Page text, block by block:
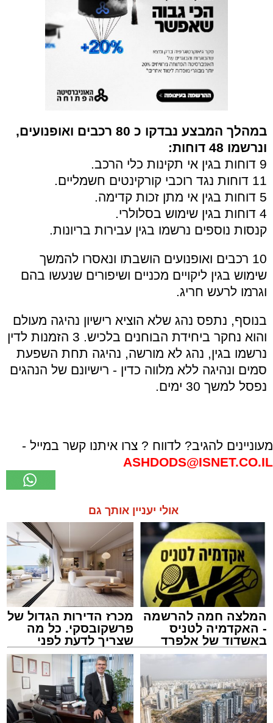
במהלך המבצע נבדקו כ 80 רכבים ואופנועים,
ונרשמו 48 דוחות:
9 דוחות בגין אי תקינות כלי הרכב.
11 דוחות נגד רוכבי קורקינטים חשמליים.
5 דוחות בגין אי מתן זכות קדימה.
4 דוחות בגין שימוש בסלולרי.
קנסות נוספים נרשמו בגין עבירות בריונות.
10 רכבים ואופנועים הושבתו ונאסרו להמשך
שימוש בגין ליקויים מכניים ושיפורים שנעשו בהם
וגרמו לרעש חריג.
בנוסף, נתפס נהג שלא הוציא רישיון נהיגה מעולם
והוא נחקר ביחידת הבוחנים בלכיש. 3 הזמנות לדין
נרשמו בגין, נהג לא מורשה, נהיגה תחת השפעת
סמים ונהיגה ללא מלווה כדין - רישיונם של הנהגים
נפסל למשך 30 ימים.
מעוניינים להגיב? לדווח ? צרו איתנו קשר במייל -
ASHDODS@ISNET.CO.IL
אולי יעניין אותך גם
המלצה חמה להרשמה
- האקדמיה לטניס
באשדוד של אלפרד
קריאולנסקי - לילדים
מכרז הדירות הגדול של
פרשקובסקי. כל מה
שצריך לדעת לפני
שמגישים הצעה לדירה
באשדוד